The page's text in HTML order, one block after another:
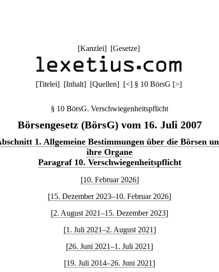
[Kanzlei] [Gesetze]
[Titelei] [Inhalt] [Quellen] [<] § 10 BörsG [>]
§ 10 BörsG. Verschwiegenheitspflicht
Börsengesetz (BörsG) vom 16. Juli 2007
1. Allgemeine Bestimmungen über die Börsen
ihre Organe
Paragraf 10. Verschwiegenheitspflicht
[10. Februar 2026]
[15. Dezember 2023–10. Februar 2026]
[2. August 2021–15. Dezember 2023]
[1. Juli 2021–2. August 2021]
[26. Juni 2021–1. Juli 2021]
[19. Juli 2014–26. Juni 2021]